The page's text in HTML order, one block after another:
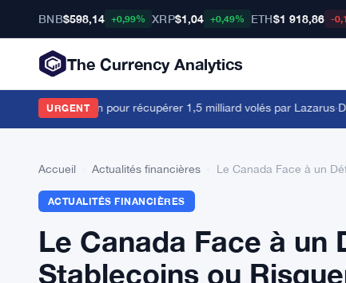
BNB$598,14 +0,99% XRP$1,04 +0,49% ETH$1 918,86 -
The Currency Analytics
URGENT
américain pour récupérer 1,5 milliard volés par Lazarus·Dan
Accueil Actualités financières Le Canada Face à un
ACTUALITÉS FINANCIÈRES
Le Canada Face à
Stablecoins ou